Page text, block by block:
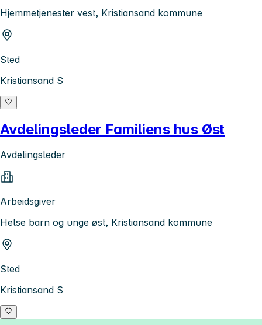
Hjemmetjenester vest, Kristiansand kommune
Sted
Kristiansand S
Avdelingsleder Familiens hus Øst
Avdelingsleder
Arbeidsgiver
Helse barn og unge øst, Kristiansand kommune
Sted
Kristiansand S